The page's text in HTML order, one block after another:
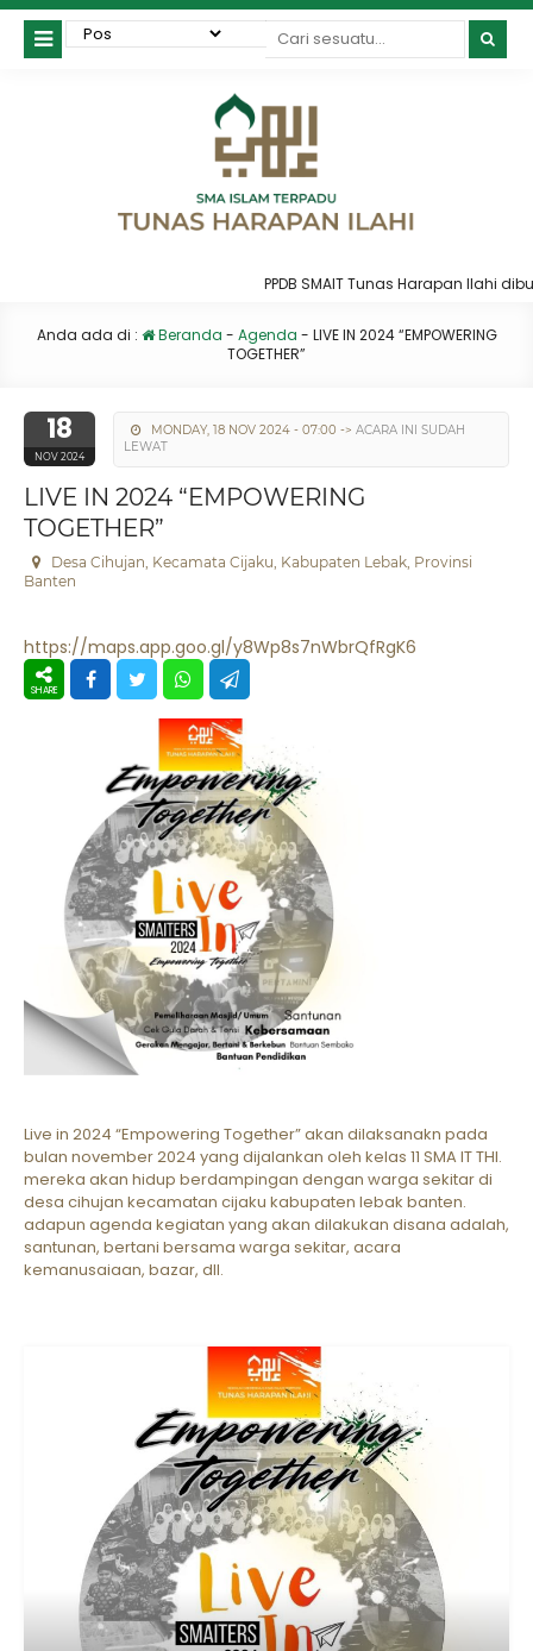
PPDB SMAIT Tunas Harapan Ilahi
Anda ada di : Beranda - Agenda - LIVE IN 2024 “EMPOWERING
TOGETHER”
18
NOV 2024
MONDAY, 18 NOV 2024 - 07:00 -> ACARA INI SUDAH
LEWAT
LIVE IN 2024 “EMPOWERING
TOGETHER”
Desa Cihujan, Kecamata Cijaku, Kabupaten Lebak, Provinsi
Banten
https://maps.app.goo.gl/y8Wp8s7nWbrQfRgK6
Live in 2024 “Empowering Together” akan dilaksanakn pada
bulan november 2024 yang dijalankan oleh kelas 11 SMA IT THI.
mereka akan hidup berdampingan dengan warga sekitar di
desa cihujan kecamatan cijaku kabupaten lebak banten.
adapun agenda kegiatan yang akan dilakukan disana adalah,
santunan, bertani bersama warga sekitar, acara
kemanusaiaan, bazar, dll.